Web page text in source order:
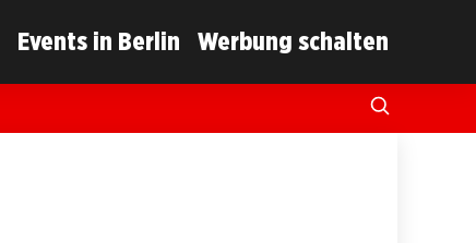
Events in Berlin Werbung schalten